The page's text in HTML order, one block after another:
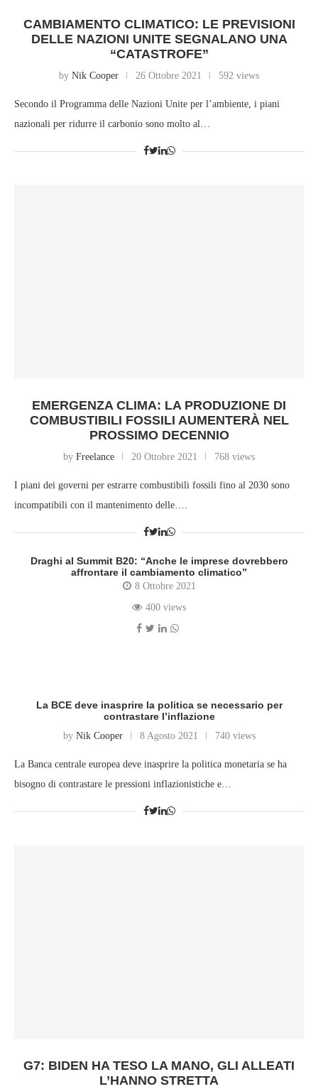
CAMBIAMENTO CLIMATICO: LE PREVISIONI
DELLE NAZIONI UNITE SEGNALANO UNA
“CATASTROFE”
by Nik Cooper 26 Ottobre 2021 592 views
Secondo il Programma delle Nazioni Unite per l’ambiente, i piani
nazionali per ridurre il carbonio sono molto al…
EMERGENZA CLIMA: LA PRODUZIONE DI
COMBUSTIBILI FOSSILI AUMENTERÀ NEL
PROSSIMO DECENNIO
by Freelance 20 Ottobre 2021 768 views
I piani dei governi per estrarre combustibili fossili fino al 2030 sono
incompatibili con il mantenimento delle….
Draghi al Summit B20: “Anche le imprese dovrebbero
affrontare il cambiamento climatico”
8 Ottobre 2021
400 views
La BCE deve inasprire la politica se necessario per
contrastare l’inflazione
by Nik Cooper 8 Agosto 2021 740 views
La Banca centrale europea deve inasprire la politica monetaria se ha
bisogno di contrastare le pressioni inflazionistiche e…
G7: BIDEN HA TESO LA MANO, GLI ALLEATI
L’HANNO STRETTA